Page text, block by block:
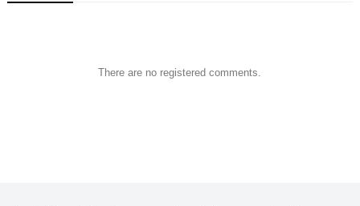
There are no registered comments.